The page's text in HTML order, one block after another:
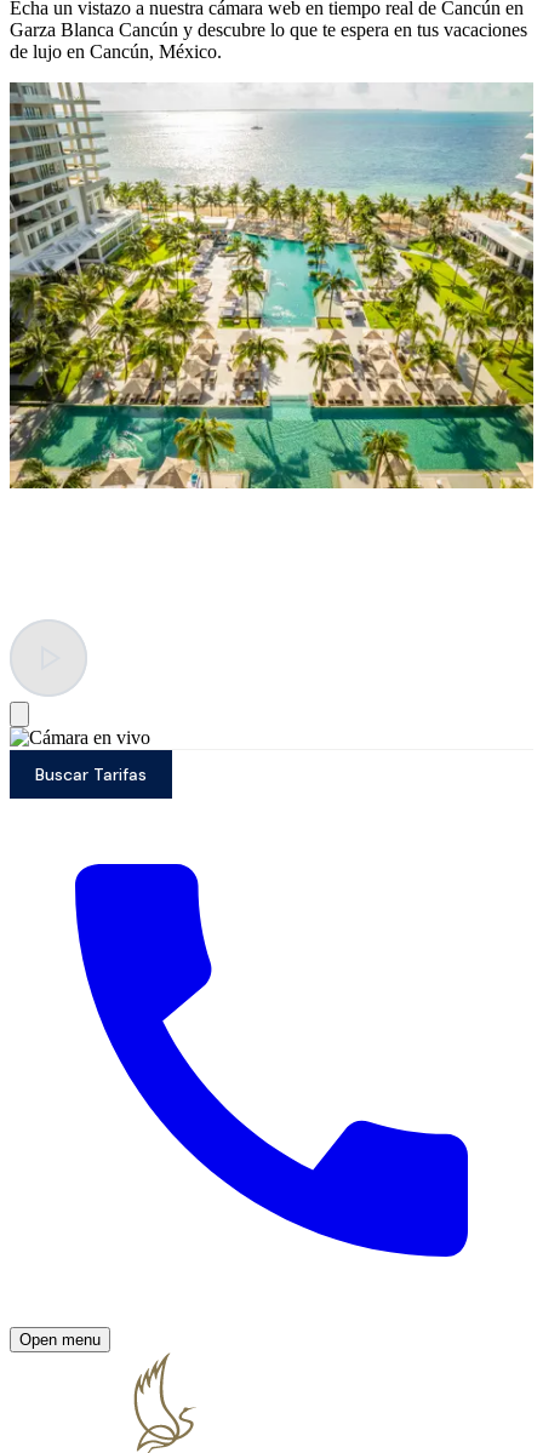
Echa un vistazo a nuestra cámara web en tiempo real de Cancún en
Garza Blanca Cancún y descubre lo que te espera en tus vacaciones
de lujo en Cancún, México.
Buscar Tarifas
Open menu